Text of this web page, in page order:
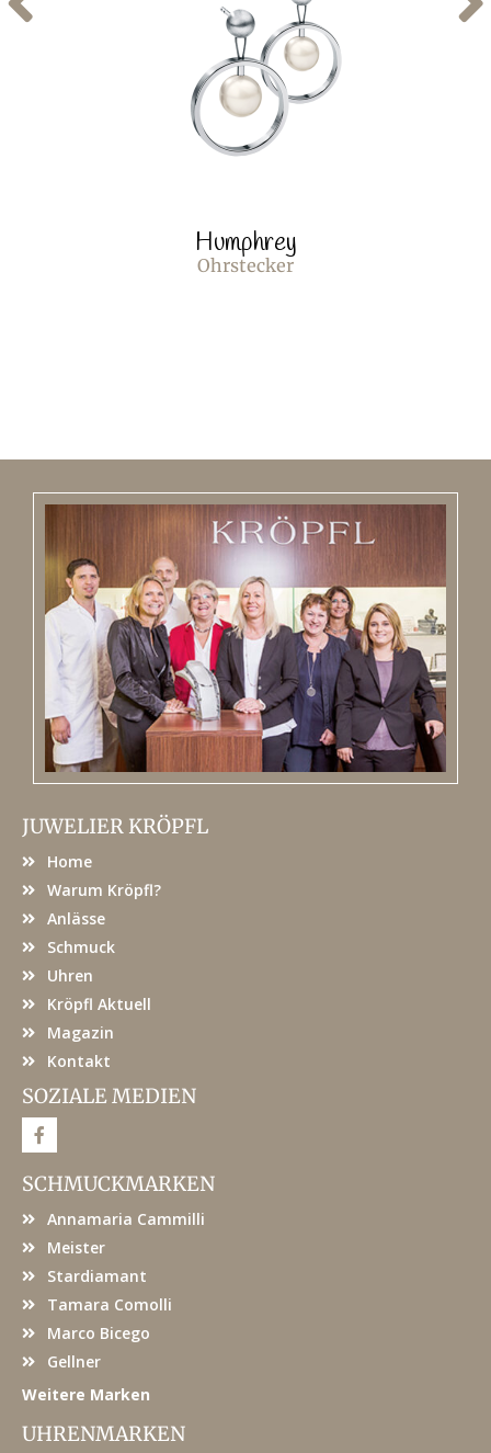
Humphrey
Ohrstecker
JUWELIER KRÖPFL
Home
Warum Kröpfl?
Anlässe
Schmuck
Uhren
Kröpfl Aktuell
Magazin
Kontakt
SOZIALE MEDIEN
F
a
e
b
o
SCHMUCKMARKEN
Annamaria Cammilli
Meister
Stardiamant
Tamara Comolli
Marco Bicego
Gellner
Weitere Marken
UHRENMARKEN